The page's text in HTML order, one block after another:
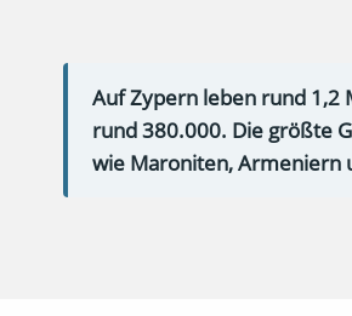
Auf Zypern leben rund 1,2
rund 380.000. Die größte
wie Maroniten, Armeniern